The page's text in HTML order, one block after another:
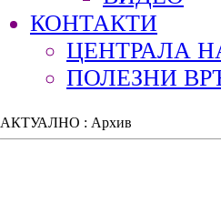
КОНТАКТИ
ЦЕНТРАЛА
ПОЛЕЗНИ
АКТУАЛНО : Архив